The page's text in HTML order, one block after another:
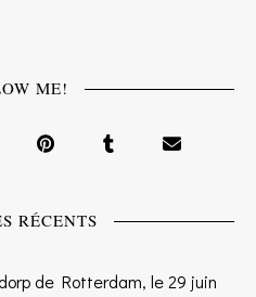
ME!
RÉCENTS
de Rotterdam, le 29 juin